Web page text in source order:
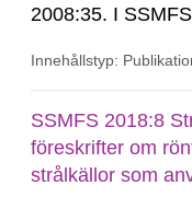
2008:35. I
Innehållstyp:
SSMFS 2018:8
föreskrifter om
strålkällor som